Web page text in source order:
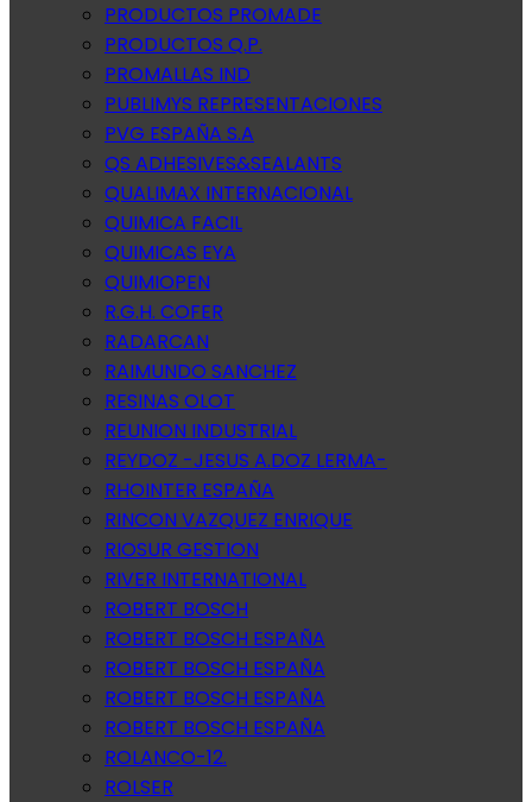
PRODUCTOS PROMADE
PRODUCTOS Q.P.
PROMALLAS IND
PUBLIMYS REPRESENTACIONES
PVG ESPAÑA S.A
QS ADHESIVES&SEALANTS
QUALIMAX INTERNACIONAL
QUIMICA FACIL
QUIMICAS EYA
QUIMIOPEN
R.G.H. COFER
RADARCAN
RAIMUNDO SANCHEZ
RESINAS OLOT
REUNION INDUSTRIAL
REYDOZ -JESUS A.DOZ LERMA-
RHOINTER ESPAÑA
RINCON VAZQUEZ ENRIQUE
RIOSUR GESTION
RIVER INTERNATIONAL
ROBERT BOSCH
ROBERT BOSCH ESPAÑA
ROBERT BOSCH ESPAÑA
ROBERT BOSCH ESPAÑA
ROBERT BOSCH ESPAÑA
ROLANCO-12.
ROLSER